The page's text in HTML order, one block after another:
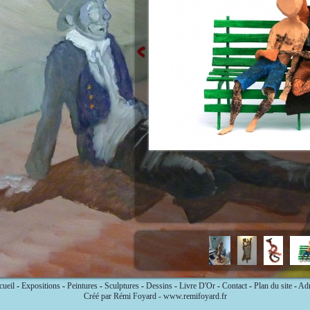
- Expositions- Peintures- Sculptures- Dessins- Livre D'Or- Contact- Plan du site-
Créé par Rémi Foyard - www.remifoyard.fr